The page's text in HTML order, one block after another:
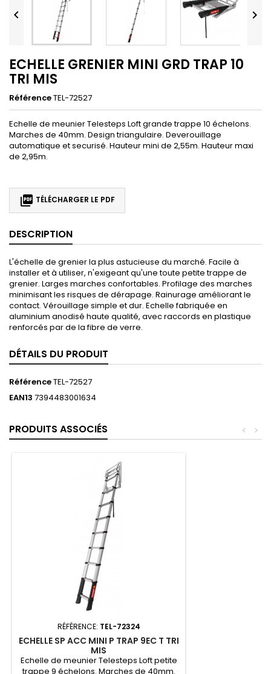
 
ECHELLE GRENIER MINI GRD TRAP 10
TRI MIS
RéférenceTEL-72527
Echelle de meunier Telesteps Loft grande trappe 10 échelons.
Marches de 40mm. Design triangulaire. Deverouillage
automatique et securisé. Hauteur mini de 2,55m. Hauteur maxi
de 2,95m.
 TÉLÉCHARGER LE PDF
DESCRIPTION
L'échelle de grenier la plus astucieuse du marché. Facile à
installer et à utiliser, n'exigeant qu'une toute petite trappe de
grenier. Larges marches confortables. Profilage des marches
minimisant les risques de dérapage. Rainurage améliorant le
contact. Vérouillage simple et dur. Echelle fabriquée en
aluminium anodisé haute qualité, avec raccords en plastique
renforcés par de la fibre de verre.
DÉTAILS DU PRODUIT
RéférenceTEL-72527
EAN13 7394483001634
PRODUITS ASSOCIÉS >
<
RÉFÉRENCE: TEL-72324
ECHELLE SP ACC MINI P TRAP 9EC T TRI
MIS
Echelle de meunier Telesteps Loft petite
trappe 9 échelons. Marches de 40mm.